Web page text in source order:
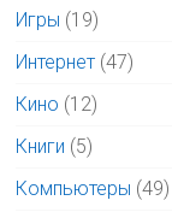
Игры (19)
Интернет (47)
Кино (12)
Книги (5)
Компьютеры (49)